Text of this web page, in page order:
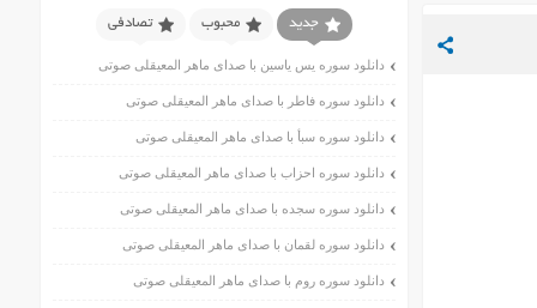
جدید محبوب تصادفی
دانلود سوره یس یاسین با صدای ماهر المعیقلی صوتی
دانلود سوره فاطر با صدای ماهر المعیقلی صوتی
دانلود سوره سبأ با صدای ماهر المعیقلی صوتی
دانلود سوره احزاب با صدای ماهر المعیقلی صوتی
دانلود سوره سجده با صدای ماهر المعیقلی صوتی
دانلود سوره لقمان با صدای ماهر المعیقلی صوتی
دانلود سوره روم با صدای ماهر المعیقلی صوتی